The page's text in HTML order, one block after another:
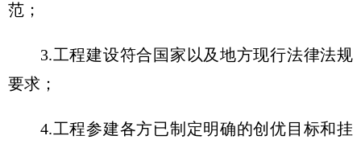
范；
3.工程建设符合国家以及地方现行法律法规
要求；
4.工程参建各方已制定明确的创优目标和挂